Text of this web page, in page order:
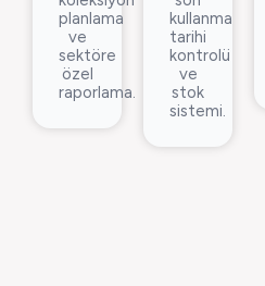
planlama
ve
sektöre
özel
raporlama.
kullanma
tarihi
kontrolü
ve
stok
sistemi.